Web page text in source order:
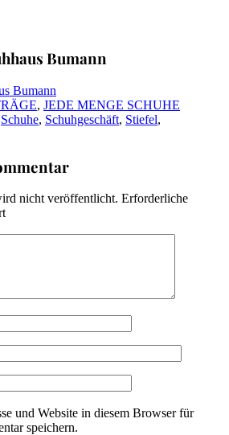
Bumann
Bumann
, JEDE MENGE SCHUHE
Schuhe, Schuhgeschäft, Stiefel,
nicht veröffentlicht. Erforderliche
und Website in diesem Browser für
speichern.